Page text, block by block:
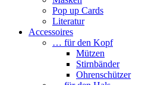
Pop up Cards
Literatur
Accessoires
… für den Kopf
Mützen
Stirnbänder
Ohrenschützer